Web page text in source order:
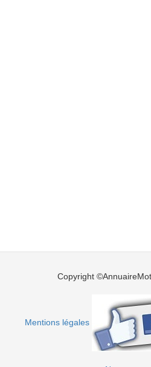
Copyright
Mentions légales